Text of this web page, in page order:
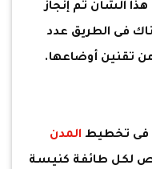
الشأن تم إنجاز
فى الطريق عدد
تقنين أوضاعها.
فى تخطيط المدن
لكل طائفة كنيسة